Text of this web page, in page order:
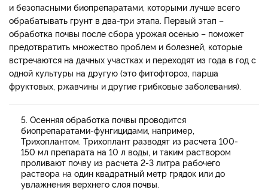
и безопасными биопрепаратами, которыми лучше всего
обрабатывать грунт в два-три этапа. Первый этап –
обработка почвы после сбора урожая осенью – поможет
предотвратить множество проблем и болезней, которые
встречаются на дачных участках и переходят из года в год с
одной культуры на другую (это фитофтороз, парша
фруктовых, ржавчины и другие грибковые заболевания).
5. Осенняя обработка почвы проводится
биопрепаратами-фунгицидами, например,
Трихоплантом. Трихоплант разводят из расчета 100-
150 мл препарата на 10 л воды, и таким раствором
проливают почву из расчета 2-3 литра рабочего
раствора на один квадратный метр грядок или до
увлажнения верхнего слоя почвы.